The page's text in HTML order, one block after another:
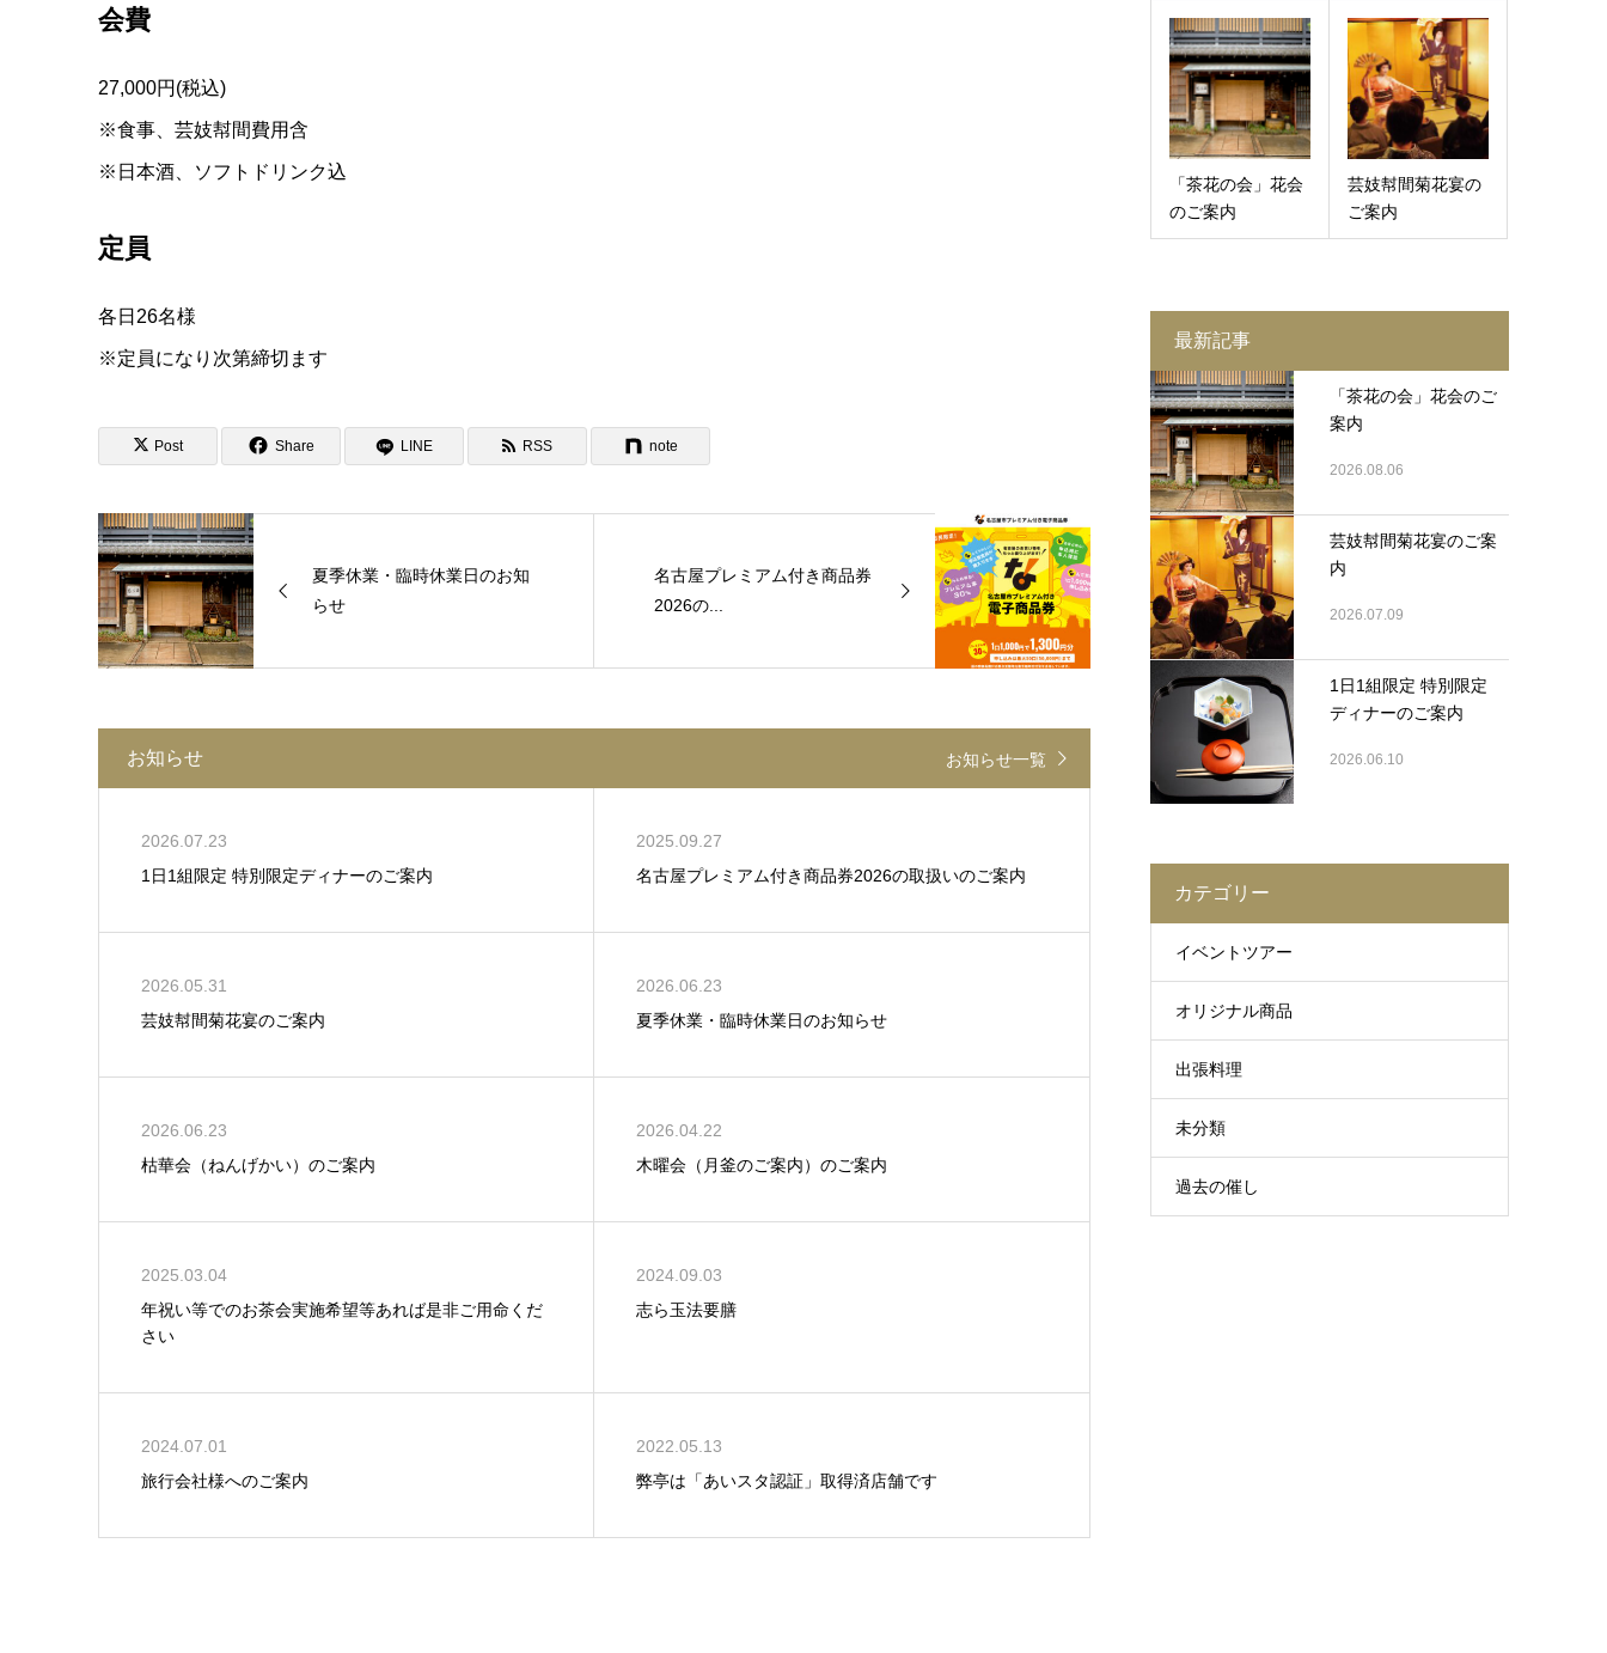
会費
27,000円(税込)
※食事、芸妓幇間費用含
※日本酒、ソフトドリンク込
定員
各日26名様
※定員になり次第締切ます
Post Share LINE RSS note
夏季休業・臨時休業日のお知
らせ
名古屋プレミアム付き商品券
2026の...
お知らせ お知らせ一覧
2026.07.23
1日1組限定 特別限定ディナーのご案内
2025.09.27
名古屋プレミアム付き商品券2026の取扱いのご案内
2026.05.31
芸妓幇間菊花宴のご案内
2026.06.23
夏季休業・臨時休業日のお知らせ
2026.06.23
枯華会（ねんげかい）のご案内
2026.04.22
木曜会（月釜のご案内）のご案内
2025.03.04
年祝い等でのお茶会実施希望等あれば是非ご用命くだ
さい
2024.09.03
志ら玉法要膳
2024.07.01
旅行会社様へのご案内
2022.05.13
弊亭は「あいスタ認証」取得済店舗です
「茶花の会」花会
のご案内
芸妓幇間菊花宴の
ご案内
最新記事
「茶花の会」花会のご
案内
2026.08.06
芸妓幇間菊花宴のご案
内
2026.07.09
1日1組限定 特別限定
ディナーのご案内
2026.06.10
カテゴリー
イベントツアー
オリジナル商品
出張料理
未分類
過去の催し